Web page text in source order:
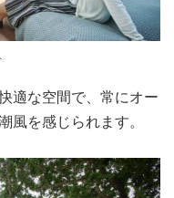
適な空間で、常にオー
風を感じられます。